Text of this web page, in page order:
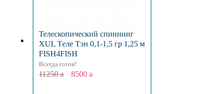
Телескопический спиннинг
XUL Тeле Тэн 0,1-1,5 гр 1,25 м
FISH4FISH
Всегда готов!
11250a 8500 a